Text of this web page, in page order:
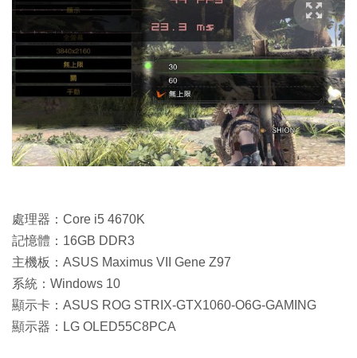
處理器：Core i5 4670K
記憶體：16GB DDR3
主機板：ASUS Maximus VII Gene Z97
系統：Windows 10
顯示卡：ASUS ROG STRIX-GTX1060-O6G-GAMING
顯示器：LG OLED55C8PCA